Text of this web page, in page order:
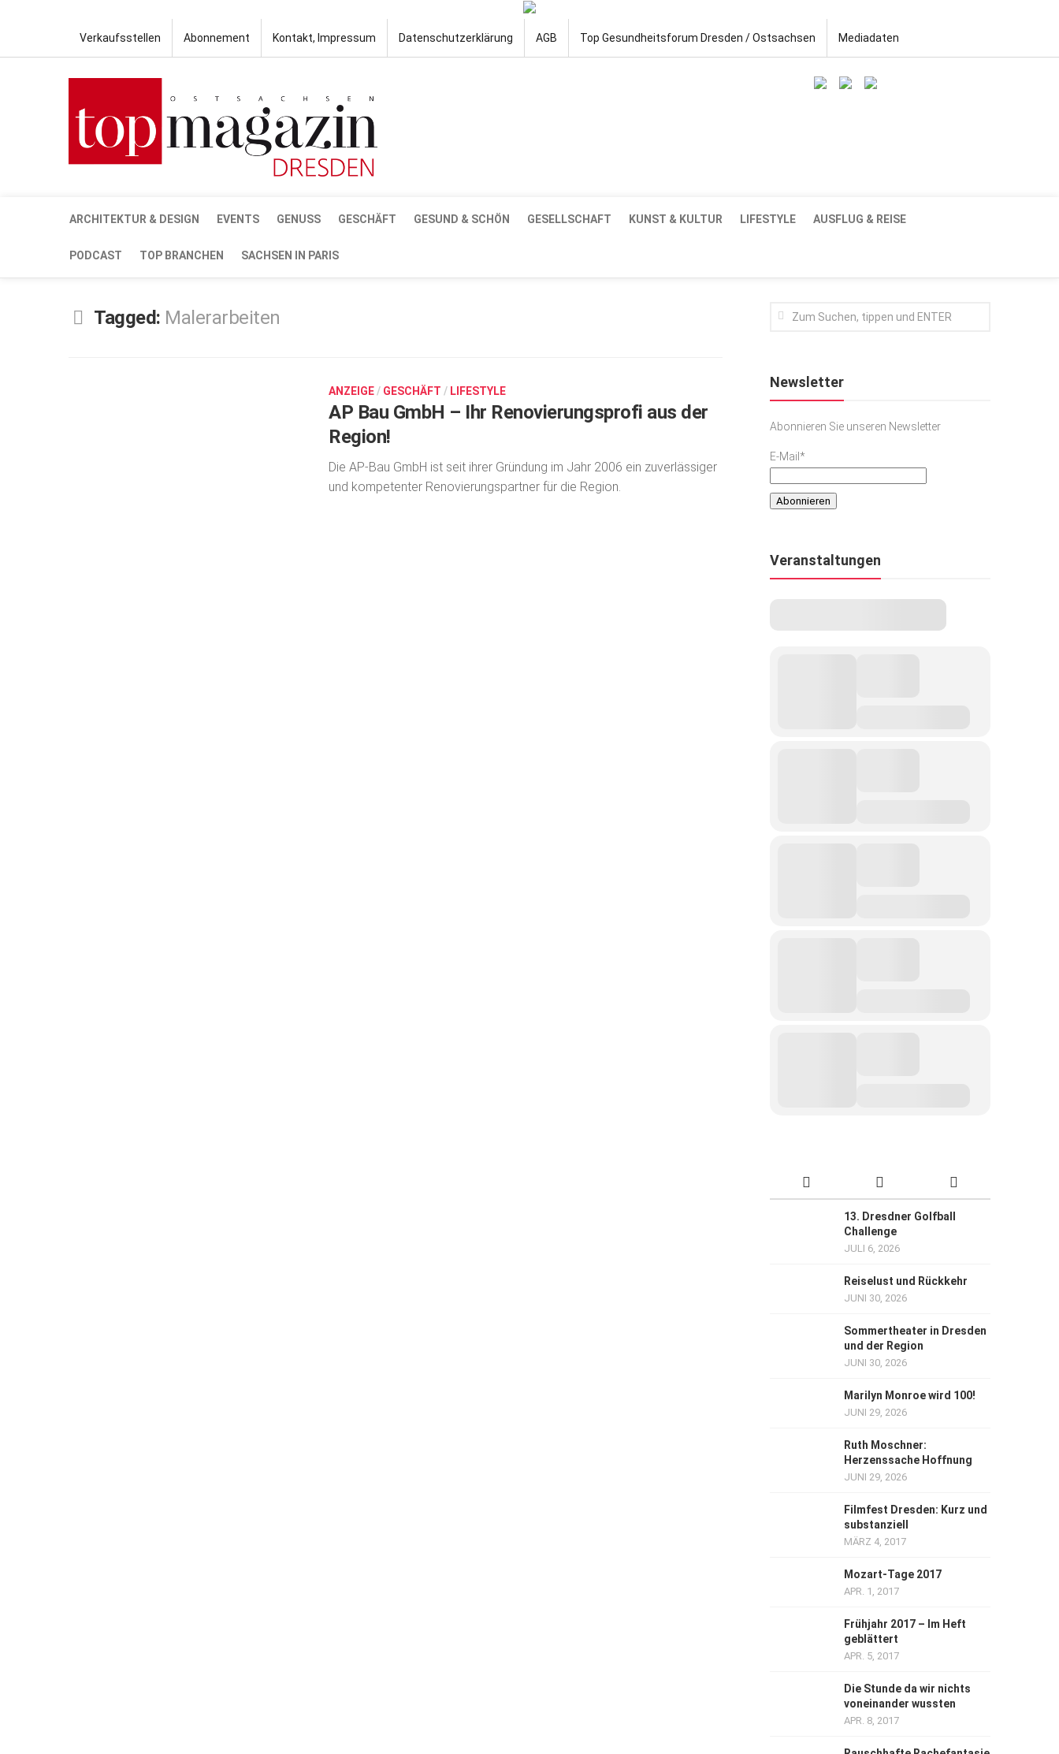
Verkaufsstellen Abonnement Kontakt, Impressum Datenschutzerklärung AGB Top Gesundheitsforum Dresden / Ostsachsen Mediadaten
ARCHITEKTUR & DESIGN EVENTS GENUSS GESCHÄFT GESUND & SCHÖN GESELLSCHAFT KUNST & KULTUR LIFESTYLE AUSFLUG & REISE
PODCAST TOP BRANCHEN SACHSEN IN PARIS
Tagged: Malerarbeiten
ANZEIGE / GESCHÄFT / LIFESTYLE
AP Bau GmbH – Ihr Renovierungsprofi aus der
Region!
Die AP-Bau GmbH ist seit ihrer Gründung im Jahr 2006 ein zuverlässiger
und kompetenter Renovierungspartner für die Region.
Newsletter
Abonnieren Sie unseren Newsletter
E-Mail*
Veranstaltungen
13. Dresdner Golfball
Challenge
JULI 6, 2026
Reiselust und Rückkehr
JUNI 30, 2026
Sommertheater in Dresden
und der Region
JUNI 30, 2026
Marilyn Monroe wird 100!
JUNI 29, 2026
Ruth Moschner:
Herzenssache Hoffnung
JUNI 29, 2026
Filmfest Dresden: Kurz und
substanziell
MÄRZ 4, 2017
Mozart-Tage 2017
APR. 1, 2017
Frühjahr 2017 – Im Heft
geblättert
APR. 5, 2017
Die Stunde da wir nichts
voneinander wussten
APR. 8, 2017